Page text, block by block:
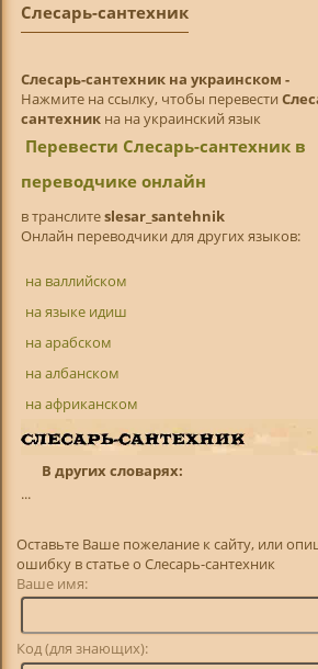
Слесарь-сантехник
Слесарь-сантехник на украинском -
Нажмите на ссылку, чтобы перевести
сантехникна на украинский язык
Перевести Слесарь-сантехник в
переводчике онлайн
в транслитeslesar_santehnik
Онлайн переводчики для других языков:
на валлийском
на языке идиш
на арабском
на албанском
на африканском
В других словарях:
...
Оставьте Ваше пожелание к сайту, или
ошибку в статье о Слесарь-сантехник
Ваше имя:
Код (для знающих):